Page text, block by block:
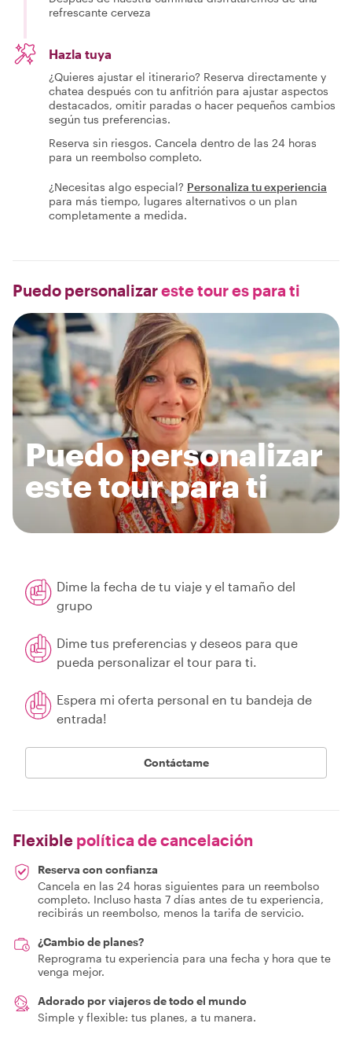
refrescante cerveza
Hazla tuya
¿Quieres ajustar el itinerario? Reserva directamente y
chatea después con tu anfitrión para ajustar aspectos
destacados, omitir paradas o hacer pequeños cambios
según tus preferencias.
Reserva sin riesgos. Cancela dentro de las 24 horas
para un reembolso completo.
¿Necesitas algo especial? Personaliza tu experiencia
para más tiempo, lugares alternativos o un plan
completamente a medida.
Puedo personalizareste tour es para ti
Puedo personalizar
este tour para ti
Dime la fecha de tu viaje y el tamaño del
grupo
Dime tus preferencias y deseos para que
pueda personalizar el tour para ti.
Espera mi oferta personal en tu bandeja de
entrada!
Contáctame
Flexible política de cancelación
Reserva con confianza
Cancela en las 24 horas siguientes para un reembolso
completo. Incluso hasta 7 días antes de tu experiencia,
recibirás un reembolso, menos la tarifa de servicio.
¿Cambio de planes?
Reprograma tu experiencia para una fecha y hora que te
venga mejor.
Adorado por viajeros de todo el mundo
Simple y flexible: tus planes, a tu manera.